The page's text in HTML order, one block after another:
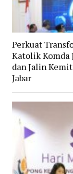
Perkuat
Katolik Komda
dan Jalin
Jabar